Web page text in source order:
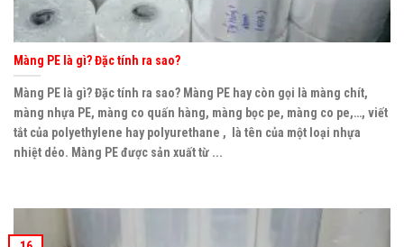
Màng PE là gì? Đặc tính ra sao?
Màng PE là gì? Đặc tính ra sao? Màng PE hay còn gọi là màng chít,
màng nhựa PE, màng co quấn hàng, màng bọc pe, màng co pe,…, viết
tắt của polyethylene hay polyurethane , là tên của một loại nhựa
nhiệt dẻo. Màng PE được sản xuất từ ...